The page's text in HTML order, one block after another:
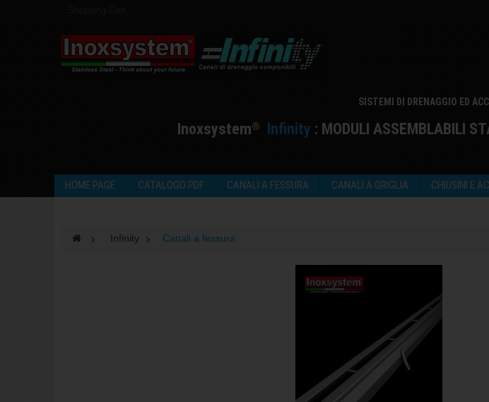
SISTEMI DI DRENAGGIO ED
Inoxsystem® Infinity : MODULI ASSEMBLABILI
HOME PAGE CATALOGO PDF CANALI A FESSURA CANALI A GRIGLIA CHIUSINI E
> Infinity > Canali a fessura